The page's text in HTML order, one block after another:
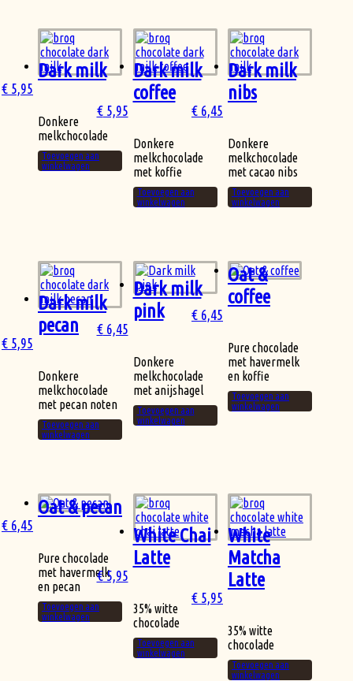
Dark milk
€ 5,95
Donkere
melkchocolade
Toevoegen aan
winkelwagen
Dark milk
coffee
€5,95
Donkere
melkchocolade
met koffie
Toevoegen aan
winkelwagen
Dark milk
nibs
€ 6,45
Donkere
melkchocolade
met cacao nibs
Toevoegen aan
winkelwagen
Dark milk
pecan
€ 5,95
Donkere
melkchocolade
met pecan noten
Toevoegen aan
winkelwagen
Dark milk
pink
€6,45
Donkere
melkchocolade
met anijshagel
Toevoegen aan
winkelwagen
Oat &
coffee
€ 6,45
Pure chocolade
met havermelk
en koffie
Toevoegen aan
winkelwagen
Oat & pecan
€ 6,45
Pure chocolade
met havermelk
en pecan
Toevoegen aan
winkelwagen
White Chai
Latte
€5,95
35% witte
chocolade
Toevoegen aan
winkelwagen
White
Matcha
Latte
€ 5,95
35% witte
chocolade
Toevoegen aan
winkelwagen